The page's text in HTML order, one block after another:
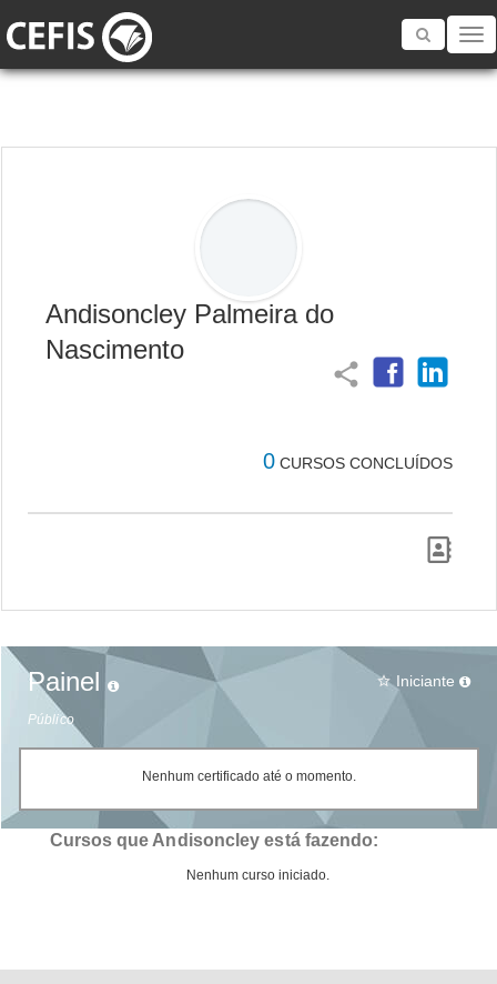
Toggle
Andisoncley Palmeira do
Nascimento
share
0 CURSOS CONCLUÍDOS
Painel
Público
star_border Iniciante
Nenhum certificado até o momento.
Cursos que Andisoncley está fazendo:
Nenhum curso iniciado.